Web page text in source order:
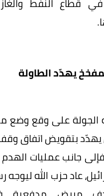
يهدّد الطاولة
الجولة على وقع
يهدّد بتقويض اتفاق
جانب عمليات
عاد حزب الله ليوجه